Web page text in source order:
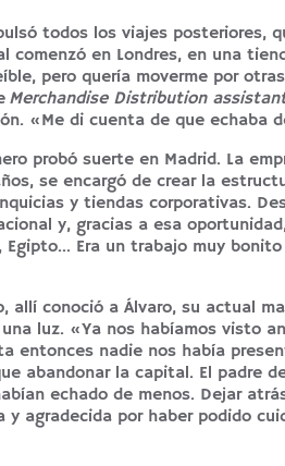
todos los viajes posteriores,
comenzó en Londres, en una
pero quería moverme por
Merchandise Distribution
«Me di cuenta de que echaba
probó suerte en Madrid. La
se encargó de crear la
y tiendas corporativas.
y, gracias a esa
Era un trabajo muy
allí conoció a Álvaro, su actual
luz. «Ya nos habíamos visto
entonces nadie nos había
abandonar la capital. El padre
echado de menos. Dejar
agradecida por haber podido